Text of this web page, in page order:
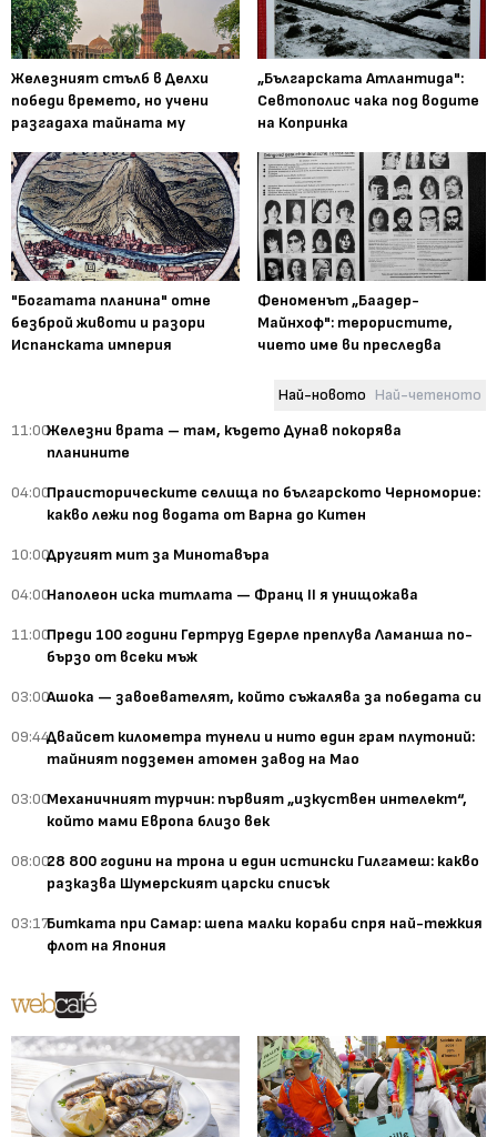
Железният стълб в Делхи
победи времето, но учени
разгадаха тайната му
„Българската Атлантида":
Севтополис чака под водите
на Копринка
"Богатата планина" отне
безброй животи и разори
Испанската империя
Феноменът „Баадер-
Майнхоф": терористите,
чието име ви преследва
Най-новото Най-четеното
11:00Железни врата – там, където Дунав покорява
планините
04:00Праисторическите селища по българското Черноморие:
какво лежи под водата от Варна до Китен
10:00Другият мит за Минотавъра
04:00Наполеон иска титлата — Франц II я унищожава
11:00Преди 100 години Гертруд Едерле преплува Ламанша по-
бързо от всеки мъж
03:00Ашока — завоевателят, който съжалява за победата си
09:44Двайсет километра тунели и нито един грам плутоний:
тайният подземен атомен завод на Мао
03:00Механичният турчин: първият „изкуствен интелект“,
който мами Европа близо век
08:0028 800 години на трона и един истински Гилгамеш: какво
разказва Шумерският царски списък
03:17Битката при Самар: шепа малки кораби спря най-тежкия
флот на Япония